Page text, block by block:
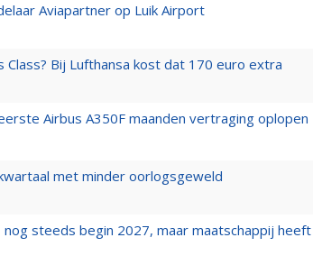
Aviapartner op Luik Airport
Class? Bij Lufthansa kost dat 170 euro extra
Airbus A350F maanden vertraging oplopen
met minder oorlogsgeweld
nog steeds begin 2027, maar maatschappij heeft